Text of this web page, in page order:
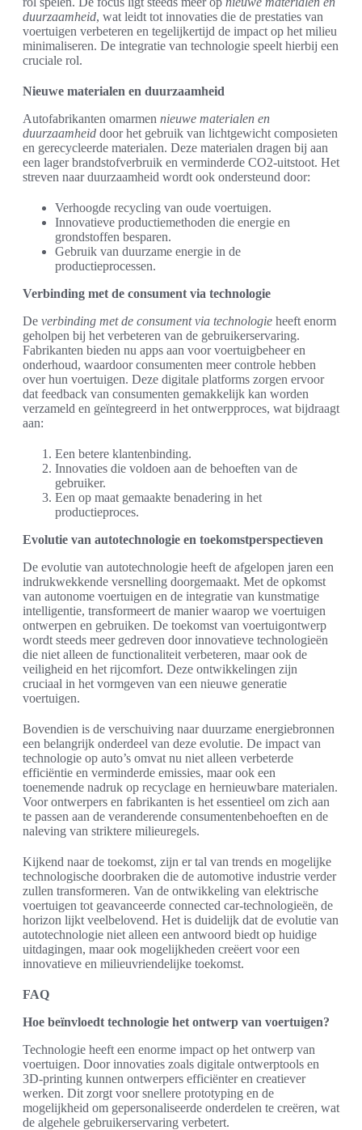
duurzaamheid, wat leidt tot innovaties die de prestaties van
voertuigen verbeteren en tegelijkertijd de impact op het milieu
minimaliseren. De integratie van technologie speelt hierbij een
cruciale rol.
Nieuwe materialen en duurzaamheid
Autofabrikanten omarmen nieuwe materialen en
duurzaamheid door het gebruik van lichtgewicht composieten
en gerecycleerde materialen. Deze materialen dragen bij aan
een lager brandstofverbruik en verminderde CO2-uitstoot. Het
streven naar duurzaamheid wordt ook ondersteund door:
Verhoogde recycling van oude voertuigen.
Innovatieve productiemethoden die energie en
grondstoffen besparen.
Gebruik van duurzame energie in de
productieprocessen.
Verbinding met de consument via technologie
De verbinding met de consument via technologie heeft enorm
geholpen bij het verbeteren van de gebruikerservaring.
Fabrikanten bieden nu apps aan voor voertuigbeheer en
onderhoud, waardoor consumenten meer controle hebben
over hun voertuigen. Deze digitale platforms zorgen ervoor
dat feedback van consumenten gemakkelijk kan worden
verzameld en geïntegreerd in het ontwerpproces, wat bijdraagt
aan:
Een betere klantenbinding.
Innovaties die voldoen aan de behoeften van de
gebruiker.
Een op maat gemaakte benadering in het
productieproces.
Evolutie van autotechnologie en toekomstperspectieven
De evolutie van autotechnologie heeft de afgelopen jaren een
indrukwekkende versnelling doorgemaakt. Met de opkomst
van autonome voertuigen en de integratie van kunstmatige
intelligentie, transformeert de manier waarop we voertuigen
ontwerpen en gebruiken. De toekomst van voertuigontwerp
wordt steeds meer gedreven door innovatieve technologieën
die niet alleen de functionaliteit verbeteren, maar ook de
veiligheid en het rijcomfort. Deze ontwikkelingen zijn
cruciaal in het vormgeven van een nieuwe generatie
voertuigen.
Bovendien is de verschuiving naar duurzame energiebronnen
een belangrijk onderdeel van deze evolutie. De impact van
technologie op auto’s omvat nu niet alleen verbeterde
efficiëntie en verminderde emissies, maar ook een
toenemende nadruk op recyclage en hernieuwbare materialen.
Voor ontwerpers en fabrikanten is het essentieel om zich aan
te passen aan de veranderende consumentenbehoeften en de
naleving van striktere milieuregels.
Kijkend naar de toekomst, zijn er tal van trends en mogelijke
technologische doorbraken die de automotive industrie verder
zullen transformeren. Van de ontwikkeling van elektrische
voertuigen tot geavanceerde connected car-technologieën, de
horizon lijkt veelbelovend. Het is duidelijk dat de evolutie van
autotechnologie niet alleen een antwoord biedt op huidige
uitdagingen, maar ook mogelijkheden creëert voor een
innovatieve en milieuvriendelijke toekomst.
FAQ
Hoe beïnvloedt technologie het ontwerp van voertuigen?
Technologie heeft een enorme impact op het ontwerp van
voertuigen. Door innovaties zoals digitale ontwerptools en
3D-printing kunnen ontwerpers efficiënter en creatiever
werken. Dit zorgt voor snellere prototyping en de
mogelijkheid om gepersonaliseerde onderdelen te creëren, wat
de algehele gebruikerservaring verbetert.